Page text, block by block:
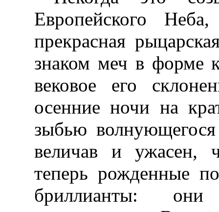
Европейского
прекрасная
знаком меч в форме
вековое его
осенние ночи на
зыбью
величав и ужасен,
теперь рожденные
бриллианты: